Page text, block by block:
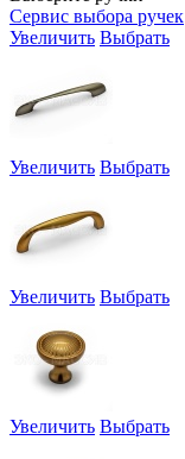
Сервис выбора ручек
Увеличить Выбрать
Увеличить Выбрать
Увеличить Выбрать
Увеличить Выбрать